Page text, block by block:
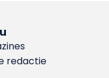
redactie